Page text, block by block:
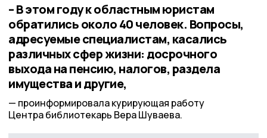
– В этом году к областным юристам
обратились около 40 человек. Вопросы,
адресуемые специалистам, касались
различных сфер жизни: досрочного
выхода на пенсию, налогов, раздела
имущества и другие,
проинформировала курирующая работу
Центра библиотекарь Вера Шуваева.